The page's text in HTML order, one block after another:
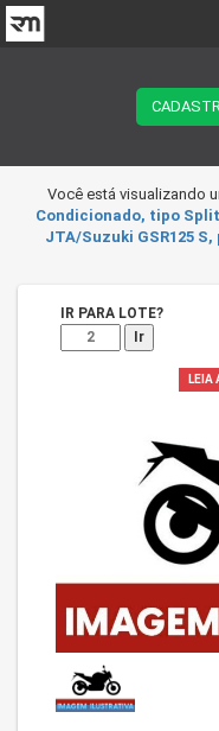
Você está visualizando
Condicionado, tipo
JTA/Suzuki GSR125 S,
IR PARA LOTE?
Ir
LEIA